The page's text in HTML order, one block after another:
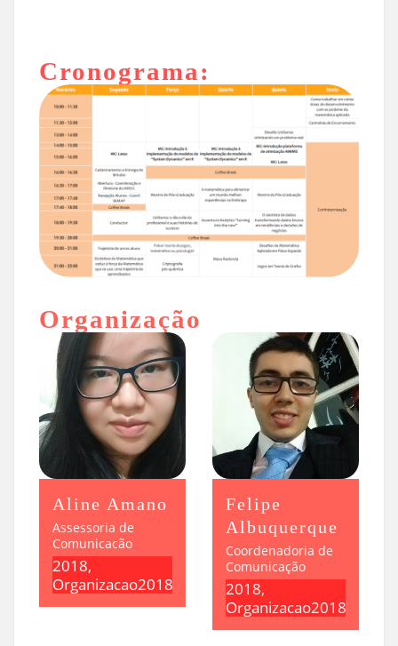
Cronograma:
Organização
Aline Amano
Assessoria de
Comunicacão
2018,
Organizacao2018
Felipe
Albuquerque
Coordenadoria de
Comunicação
2018,
Organizacao2018